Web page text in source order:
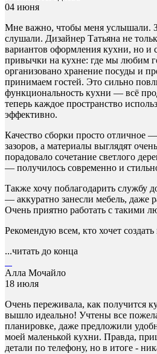
04 июня
Мне важно, чтобы меня услышали.
слушали. Дизайнер Татьяна не
вариантов оформления кухни, но и
привычки на кухне: где мы любим
организовано хранение посуды и
принимаем гостей. Это сильно
функциональность кухни — всё
теперь каждое пространство
эффективно.
Качество сборки просто отличное
зазоров, а материалы выглядят
порадовало сочетание светлого
— получилось современно и
Также хочу поблагодарить службу
— аккуратно занесли мебель, даже
Очень приятно работать с такими
Рекомендую всем, кто хочет
...читать до конца
Алла Мочайло
18 июля
Очень переживала, как получится
вышло идеально! Учтены все
планировке, даже предложили
моей маленькой кухни. Правда,
детали по телефону, но в итоге -